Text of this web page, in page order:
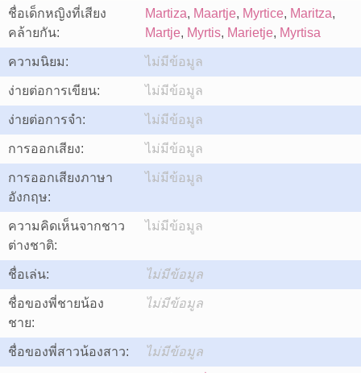
ชื่อเด็กหญิงที่เสียง
คล้ายกัน:
Martiza, Maartje, Myrtice, Maritza,
Martje, Myrtis, Marietje, Myrtisa
ความนิยม: ไม่มีข้อมูล
ง่ายต่อการเขียน: ไม่มีข้อมูล
ง่ายต่อการจำ: ไม่มีข้อมูล
การออกเสียง: ไม่มีข้อมูล
การออกเสียงภาษา
อังกฤษ:
ไม่มีข้อมูล
ความคิดเห็นจากชาว
ต่างชาติ:
ไม่มีข้อมูล
ชื่อเล่น: ไม่มีข้อมูล
ชื่อของพี่ชายน้อง
ชาย:
ไม่มีข้อมูล
ชื่อของพี่สาวน้องสาว: ไม่มีข้อมูล